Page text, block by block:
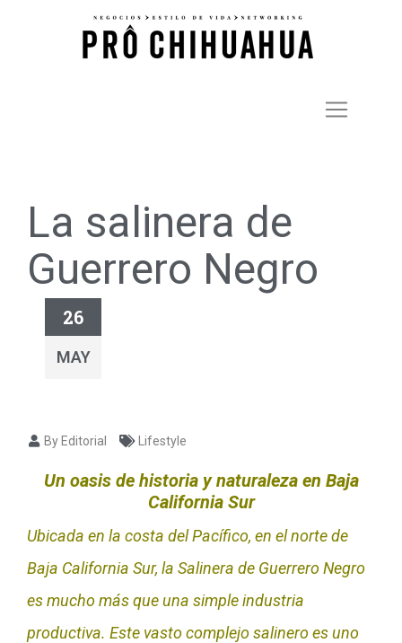
La salinera de
Guerrero Negro
26
MAY
By Editorial Lifestyle
Un oasis de historia y naturaleza en Baja
California Sur
Ubicada en la costa del Pacífico, en el norte de
Baja California Sur, la Salinera de Guerrero Negro
es mucho más que una simple industria
productiva. Este vasto complejo salinero es uno